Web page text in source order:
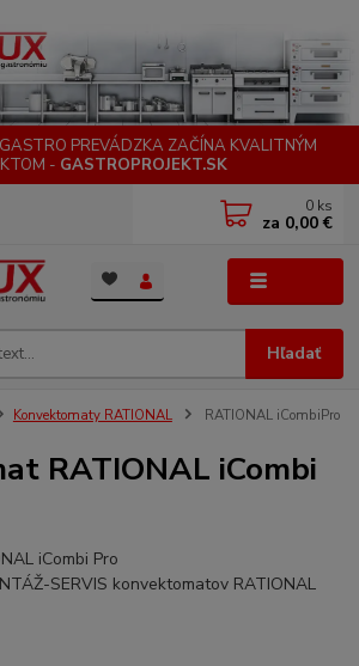
PREVÁDZKA ZAČÍNA KVALITNÝM
- GASTROPROJEKT.SK
Hľadať
0 ks
za 0,00 €
Konvektomaty RATIONAL RATIONAL iCombiPro
RATIONAL iCombi
iCombi Pro
SERVIS konvektomatov RATIONAL